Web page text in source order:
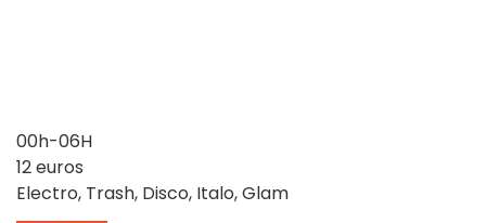
00h-06H
12 euros
Electro, Trash, Disco, Italo, Glam